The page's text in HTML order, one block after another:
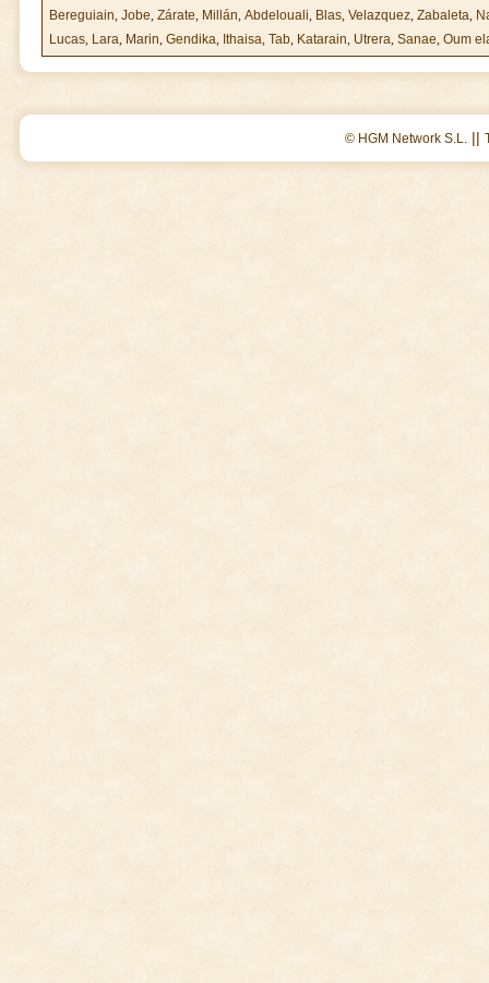
Bereguiain, Jobe, Zárate, Millán, Abdelouali, Blas, Velazquez, Zabaleta,
Lucas, Lara, Marin, Gendika, Ithaisa, Tab, Katarain, Utrera, Sanae, Oum
© HGM Network S.L. ||